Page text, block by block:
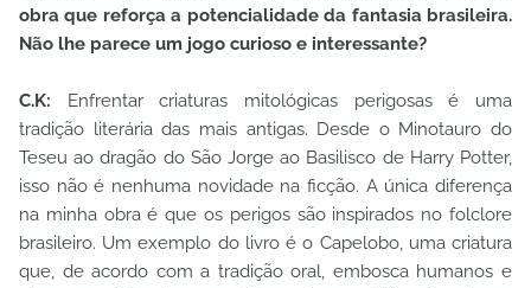
obra que reforça a potencialidade da fantasia brasileira.
Não lhe parece um jogo curioso e interessante?
C.K: Enfrentar criaturas mitológicas perigosas é uma
tradição literária das mais antigas. Desde o Minotauro do
Teseu ao dragão do São Jorge ao Basilisco de Harry Potter,
isso não é nenhuma novidade na ficção. A única diferença
na minha obra é que os perigos são inspirados no folclore
brasileiro. Um exemplo do livro é o Capelobo, uma criatura
que, de acordo com a tradição oral, embosca humanos e